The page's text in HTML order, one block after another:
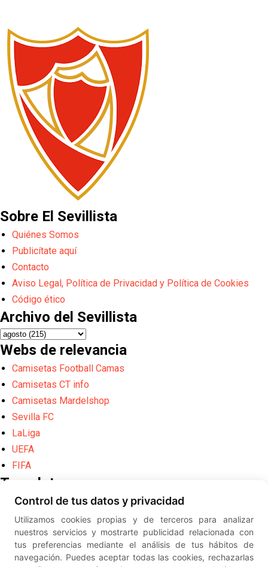
Sobre El Sevillista
Quiénes Somos
Publicítate aquí
Contacto
Aviso Legal, Política de Privacidad y Política de Cookies
Código ético
Archivo del Sevillista
Webs de relevancia
Camisetas Football Camas
Camisetas CT info
Camisetas Mardelshop
Sevilla FC
LaLiga
UEFA
FIFA
Translate
Powered by
Translate
Diseño web creado por Erick
© ElSevillista.es - Información sobre
el Sevilla FC, Sevilla Atlético, Sevilla Femenino y su Cantera
Control de tus datos y privacidad
Utilizamos cookies propias y de terceros para analizar
nuestros servicios y mostrarte publicidad relacionada con
tus preferencias mediante el análisis de tus hábitos de
navegación. Puedes aceptar todas las cookies, rechazarlas